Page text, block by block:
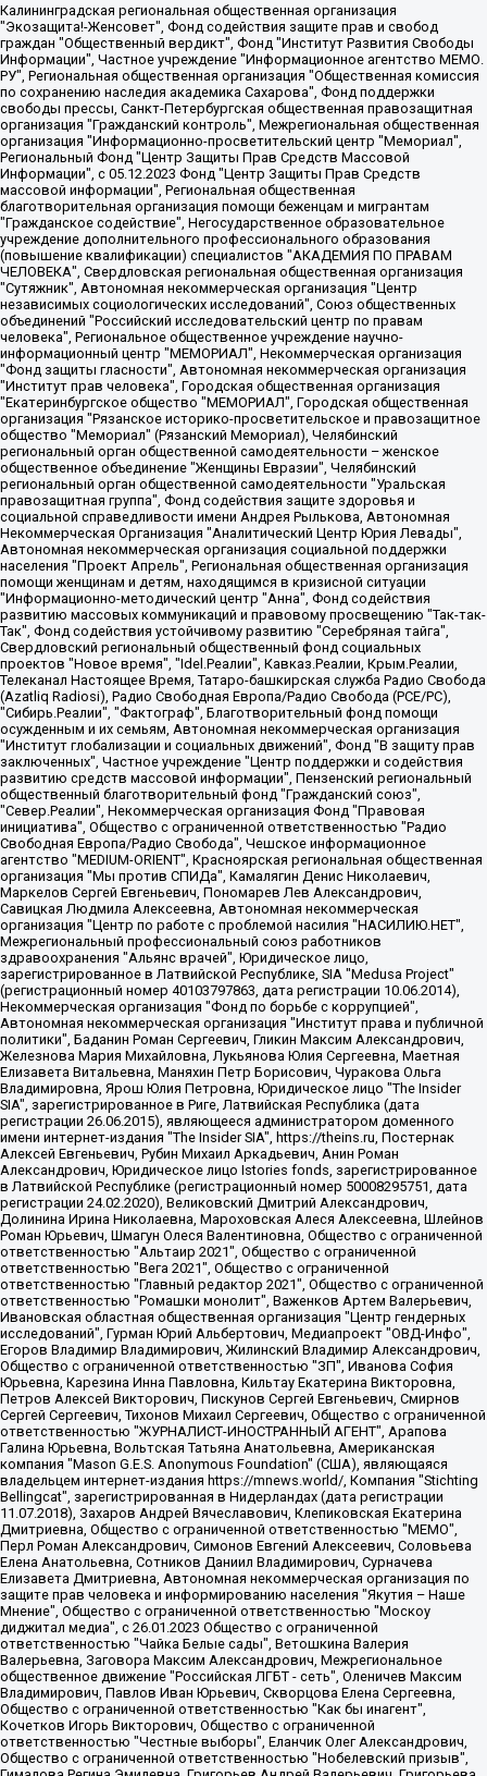
Калининградская региональная общественная организация "Экозащита!-Женсовет", Фонд содействия защите прав и свобод граждан "Общественный вердикт", Фонд "Институт Развития Свободы Информации", Частное учреждение "Информационное агентство МЕМО. РУ", Региональная общественная организация "Общественная комиссия по сохранению наследия академика Сахарова", Фонд поддержки свободы прессы, Санкт-Петербургская общественная правозащитная организация "Гражданский контроль", Межрегиональная общественная организация "Информационно-просветительский центр "Мемориал", Региональный Фонд "Центр Защиты Прав Средств Массовой Информации", с 05.12.2023 Фонд "Центр Защиты Прав Средств массовой информации", Региональная общественная благотворительная организация помощи беженцам и мигрантам "Гражданское содействие", Негосударственное образовательное учреждение дополнительного профессионального образования (повышение квалификации) специалистов "АКАДЕМИЯ ПО ПРАВАМ ЧЕЛОВЕКА", Свердловская региональная общественная организация "Сутяжник", Автономная некоммерческая организация "Центр независимых социологических исследований", Союз общественных объединений "Российский исследовательский центр по правам человека", Региональное общественное учреждение научно-информационный центр "МЕМОРИАЛ", Некоммерческая организация "Фонд защиты гласности", Автономная некоммерческая организация "Институт прав человека", Городская общественная организация "Екатеринбургское общество "МЕМОРИАЛ", Городская общественная организация "Рязанское историко-просветительское и правозащитное общество "Мемориал" (Рязанский Мемориал), Челябинский региональный орган общественной самодеятельности – женское общественное объединение "Женщины Евразии", Челябинский региональный орган общественной самодеятельности "Уральская правозащитная группа", Фонд содействия защите здоровья и социальной справедливости имени Андрея Рылькова, Автономная Некоммерческая Организация "Аналитический Центр Юрия Левады", Автономная некоммерческая организация социальной поддержки населения "Проект Апрель", Региональная общественная организация помощи женщинам и детям, находящимся в кризисной ситуации "Информационно-методический центр "Анна", Фонд содействия развитию массовых коммуникаций и правовому просвещению "Так-так-Так", Фонд содействия устойчивому развитию "Серебряная тайга", Свердловский региональный общественный фонд социальных проектов "Новое время", "Idel.Реалии", Кавказ.Реалии, Крым.Реалии, Телеканал Настоящее Время, Татаро-башкирская служба Радио Свобода (Azatliq Radiosi), Радио Свободная Европа/Радио Свобода (PCE/PC), "Сибирь.Реалии", "Фактограф", Благотворительный фонд помощи осужденным и их семьям, Автономная некоммерческая организация "Институт глобализации и социальных движений", Фонд "В защиту прав заключенных", Частное учреждение "Центр поддержки и содействия развитию средств массовой информации", Пензенский региональный общественный благотворительный фонд "Гражданский союз", "Север.Реалии", Некоммерческая организация Фонд "Правовая инициатива", Общество с ограниченной ответственностью "Радио Свободная Европа/Радио Свобода", Чешское информационное агентство "MEDIUM-ORIENT", Красноярская региональная общественная организация "Мы против СПИДа", Камалягин Денис Николаевич, Маркелов Сергей Евгеньевич, Пономарев Лев Александрович, Савицкая Людмила Алексеевна, Автономная некоммерческая организация "Центр по работе с проблемой насилия "НАСИЛИЮ.НЕТ", Межрегиональный профессиональный союз работников здравоохранения "Альянс врачей", Юридическое лицо, зарегистрированное в Латвийской Республике, SIA "Medusa Project" (регистрационный номер 40103797863, дата регистрации 10.06.2014), Некоммерческая организация "Фонд по борьбе с коррупцией", Автономная некоммерческая организация "Институт права и публичной политики", Баданин Роман Сергеевич, Гликин Максим Александрович, Железнова Мария Михайловна, Лукьянова Юлия Сергеевна, Маетная Елизавета Витальевна, Маняхин Петр Борисович, Чуракова Ольга Владимировна, Ярош Юлия Петровна, Юридическое лицо "The Insider SIA", зарегистрированное в Риге, Латвийская Республика (дата регистрации 26.06.2015), являющееся администратором доменного имени интернет-издания "The Insider SIA", https://theins.ru, Постернак Алексей Евгеньевич, Рубин Михаил Аркадьевич, Анин Роман Александрович, Юридическое лицо Istories fonds, зарегистрированное в Латвийской Республике (регистрационный номер 50008295751, дата регистрации 24.02.2020), Великовский Дмитрий Александрович, Долинина Ирина Николаевна, Мароховская Алеся Алексеевна, Шлейнов Роман Юрьевич, Шмагун Олеся Валентиновна, Общество с ограниченной ответственностью "Альтаир 2021", Общество с ограниченной ответственностью "Вега 2021", Общество с ограниченной ответственностью "Главный редактор 2021", Общество с ограниченной ответственностью "Ромашки монолит", Важенков Артем Валерьевич, Ивановская областная общественная организация "Центр гендерных исследований", Гурман Юрий Альбертович, Медиапроект "ОВД-Инфо", Егоров Владимир Владимирович, Жилинский Владимир Александрович, Общество с ограниченной ответственностью "ЗП", Иванова София Юрьевна, Карезина Инна Павловна, Кильтау Екатерина Викторовна, Петров Алексей Викторович, Пискунов Сергей Евгеньевич, Смирнов Сергей Сергеевич, Тихонов Михаил Сергеевич, Общество с ограниченной ответственностью "ЖУРНАЛИСТ-ИНОСТРАННЫЙ АГЕНТ", Арапова Галина Юрьевна, Вольтская Татьяна Анатольевна, Американская компания "Mason G.E.S. Anonymous Foundation" (США), являющаяся владельцем интернет-издания https://mnews.world/, Компания "Stichting Bellingcat", зарегистрированная в Нидерландах (дата регистрации 11.07.2018), Захаров Андрей Вячеславович, Клепиковская Екатерина Дмитриевна, Общество с ограниченной ответственностью "МЕМО", Перл Роман Александрович, Симонов Евгений Алексеевич, Соловьева Елена Анатольевна, Сотников Даниил Владимирович, Сурначева Елизавета Дмитриевна, Автономная некоммерческая организация по защите прав человека и информированию населения "Якутия – Наше Мнение", Общество с ограниченной ответственностью "Москоу диджитал медиа", с 26.01.2023 Общество с ограниченной ответственностью "Чайка Белые сады", Ветошкина Валерия Валерьевна, Заговора Максим Александрович, Межрегиональное общественное движение "Российская ЛГБТ - сеть", Оленичев Максим Владимирович, Павлов Иван Юрьевич, Скворцова Елена Сергеевна, Общество с ограниченной ответственностью "Как бы инагент", Кочетков Игорь Викторович, Общество с ограниченной ответственностью "Честные выборы", Еланчик Олег Александрович, Общество с ограниченной ответственностью "Нобелевский призыв", Гималова Регина Эмилевна, Григорьев Андрей Валерьевич, Григорьева Алина Александровна, Ассоциация по содействию защите прав призывников, альтернативнослужащих и военнослужащих "Правозащитная группа "Гражданин.Армия.Право", Хисамова Регина Фаритовна, Автономная некоммерческая организация по реализации социально-правовых программ "Лилит", Дальневосточное общественное движение "Маяк", Санкт-Петербургская ЛГБТ-инициативная группа "Выход", Инициативная группа ЛГБТ+ "Реверс", Алексеев Андрей Викторович, Бекбулатова Таисия Львовна, Беляев Иван Михайлович, Владыкина Елена Сергеевна, Гельман Марат Александрович, Никульшина Вероника Юрьевна, Толоконникова Надежда Андреевна, Шендерович Виктор Анатольевич, Общество с ограниченной ответственностью "Данное сообщение", Общество с ограниченной ответственностью Издательский дом "Новая глава", Айнбиндер Александра Александровна, Московский комьюнити-центр для ЛГБТ+инициатив, Благотворительный фонд развития филантропии, Deutsche Welle (Германия, Kurt-Schumacher-Strasse 3, 53113 Bonn), Борзунова Мария Михайловна, Воробьев Виктор Викторович, Голубева Анна Львовна, Константинова Алла Михайловна, Малкова Ирина Владимировна, Мурадов Мурад Абдулгалимович, Осетинская Елизавета Николаевна, Понасенков Евгений Николаевич, Ганапольский Матвей Юрьевич, Киселев Евгений Алексеевич, Борухович Ирина Григорьевна, Дремин Иван Тимофеевич, Дубровский Дмитрий Викторович, Красноярская региональная общественная организация поддержки и развития альтернативных образовательных технологий и межкультурных коммуникаций "ИНТЕРРА", Маяковская Екатерина Алексеевна, Фейгин Марк Захарович, Филимонов Андрей Викторович, Дзугкоева Регина Николаевна, Доброхотов Роман Александрович, Дудь Юрий Александрович, Елкин Сергей Владимирович, Кругликов Кирилл Игоревич, Сабунаева Мария Леонидовна, Семенов Алексей Владимирович, Шаинян Карен Багратович, Шульман Екатерина Михайловна, Асафьев Артур Валерьевич, Вахштайн Виктор Семенович, Венедиктов Алексей Алексеевич, Лушникова Екатерина Евгеньевна, Волков Леонид Михайлович, Невзоров Александр Глебович, Пархоменко Сергей Борисович, Сироткин Ярослав Николаевич, Кара-Мурза Владимир Владимирович, Баранова Наталья Владимировна, Гозман Леонид Яковлевич, Кагарлицкий Борис Юльевич, Климарев Михаил Валерьевич, Милов Владимир Станиславович, Автономная некоммерческая организация Краснодарский центр современного искусства "Типография", Моргенштерн Алишер Тагирович, Соболь Любовь Эдуардовна, Общество с ограниченной ответственностью "ЛИЗА НОРМ", Каспаров Гарри Кимович, Ходорковский Михаил Борисович, Общество с ограниченной ответственностью "Апрельские тезисы", Данилович Ирина Брониславовна, Кашин Олег Владимирович, Петров Николай Владимирович, Пивоваров Алексей Владимирович, Соколов Михаил Владимирович, Цветкова Юлия Владимировна, Чичваркин Евгений Александрович, Комитет против пыток/Команда против пыток, Общество с ограниченной ответственностью "Первый научный", Общество с ограниченной ответственностью "Вертолет и ко", Белоцерковская Вероника Борисовна, Кац Максим Евгеньевич, Лазарева Татьяна Юрьевна, Шаведдинов Руслан Табризович, Яшин Илья Валерьевич, Общество с ограниченной ответственностью "Иноагент ААВ", Алешковский Дмитрий Петрович, Альбац Евгения Марковна, Быков Дмитрий Львович, Галямина Юлия Евгеньевна, Лойко Сергей Леонидович, Мартынов Кирилл Константинович, Медведев Сергей Александрович, Крашенинников Федор Геннадиевич, Гордеева Катерина Вл